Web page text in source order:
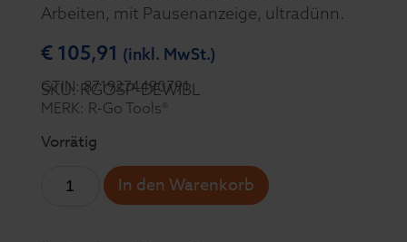
Arbeiten, mit Pausenanzeige, ultradünn.
€105,91 (inkl. MwSt.)
SKU: RGOSP-DEWIBL
GTIN: 8719274490791
MERK: R-Go Tools®
Vorrätig
In den Warenkorb